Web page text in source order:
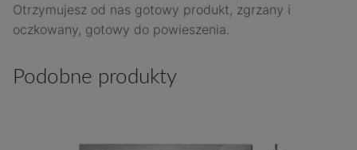
Otrzymujesz od nas gotowy produkt, zgrzany i
oczkowany, gotowy do powieszenia.
Podobne produkty